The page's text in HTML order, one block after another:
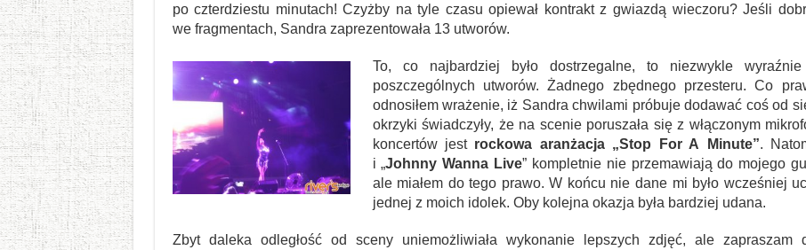
po czterdziestu minutach! Czyżby na tyle czasu opiewał kontrakt z gwiazdą wieczoru? Jeśli
we fragmentach, Sandra zaprezentowała 13 utworów.
To, co najbardziej było dostrzegalne, to niezwykle
poszczególnych utworów. Żadnego zbędnego przesteru. Co
odnosiłem wrażenie, iż Sandra chwilami próbuje dodawać coś od
okrzyki świadczyły, że na scenie poruszała się z włączonym
koncertów jest rockowa aranżacja „Stop For A Minute”.
i „Johnny Wanna Live” kompletnie nie przemawiają do mojego
ale miałem do tego prawo. W końcu nie dane mi było wcześniej
jednej z moich idolek. Oby kolejna okazja była bardziej udana.
Zbyt daleka odległość od sceny uniemożliwiała wykonanie lepszych zdjęć, ale zapraszam